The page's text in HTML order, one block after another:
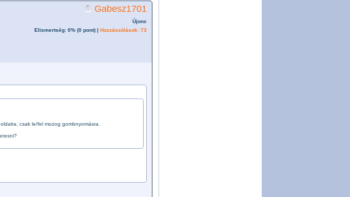
Gabesz1701
Újonc
Elismertség: 0% (0 pont) | Hozzászólások: 73
csak le/fel mozog gombnyomásra.